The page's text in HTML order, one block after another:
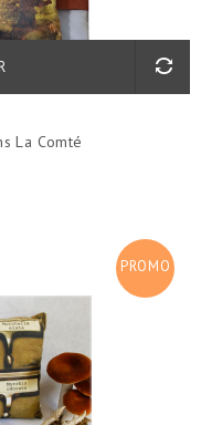
La Comté
PROMO